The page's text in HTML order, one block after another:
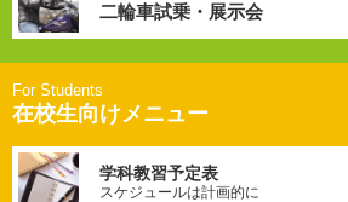
二輪車試乗・展示会
在校生向けメニュー
学科教習予定表
スケジュールは計画的に